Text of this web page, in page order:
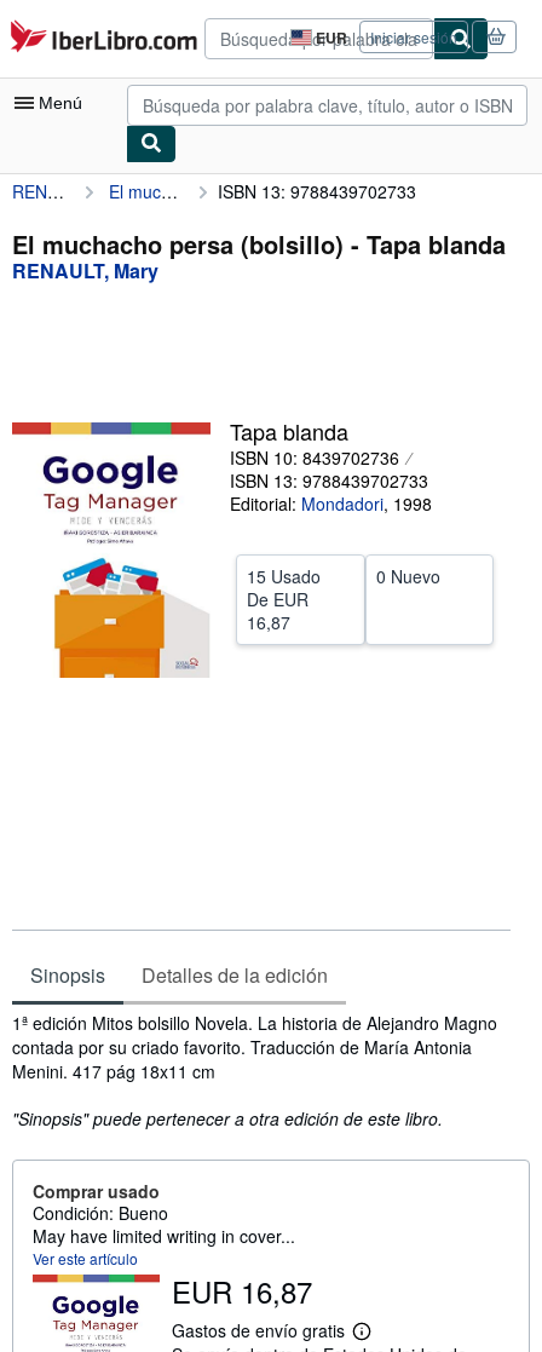
Pasar al contenido principal
IberLibro.com EUR
Preferencias
de
compra
del
Iniciar sesión
Menú
Mi cuenta
Consultar mis pedidos
Búsqueda avanzada
Comenzar a vender
Ayuda
CERRAR
RENAULT, Mary El muchacho persa (bolsillo) ISBN 13: 9788439702733
El muchacho persa (bolsillo) - Tapa blanda
RENAULT, Mary
Tapa blanda
ISBN 10: 8439702736
ISBN 13: 9788439702733
Editorial: Mondadori, 1998
15 Usado
De EUR
16,87
0 Nuevo
Sinopsis Detalles de la edición
Sinopsis
1ª edición Mitos bolsillo Novela. La historia de Alejandro Magno
contada por su criado favorito. Traducción de María Antonia
Menini. 417 pág 18x11 cm
"Sinopsis" puede pertenecer a otra edición de este libro.
Comprar usado
Condición: Bueno
May have limited writing in cover...
Ver este artículo
EUR 16,87
Gastos de envío gratis
M